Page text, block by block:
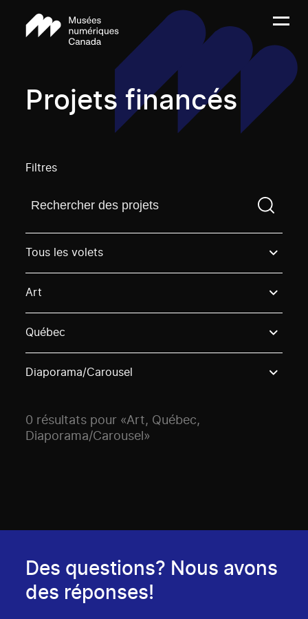
Projets financés
Filtres
Trouvez un projetVous devez saisir un terme de
Tous les volets
Art
Québec
Diaporama/Carousel
0 résultats pour «Art, Québec,
Diaporama/Carousel»
Des questions? Nous avons
des réponses!